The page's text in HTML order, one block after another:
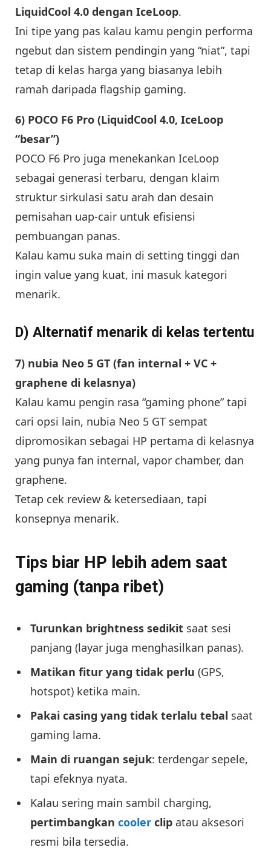
LiquidCool 4.0 dengan IceLoop.
Ini tipe yang pas kalau kamu pengin performa
ngebut dan sistem pendingin yang “niat”, tapi
tetap di kelas harga yang biasanya lebih
ramah daripada flagship gaming.
6) POCO F6 Pro (LiquidCool 4.0, IceLoop
“besar”)
POCO F6 Pro juga menekankan IceLoop
sebagai generasi terbaru, dengan klaim
struktur sirkulasi satu arah dan desain
pemisahan uap-cair untuk efisiensi
pembuangan panas.
Kalau kamu suka main di setting tinggi dan
ingin value yang kuat, ini masuk kategori
menarik.
D) Alternatif menarik di kelas tertentu
7) nubia Neo 5 GT (fan internal + VC +
graphene di kelasnya)
Kalau kamu pengin rasa “gaming phone” tapi
cari opsi lain, nubia Neo 5 GT sempat
dipromosikan sebagai HP pertama di kelasnya
yang punya fan internal, vapor chamber, dan
graphene.
Tetap cek review & ketersediaan, tapi
konsepnya menarik.
Tips biar HP lebih adem saat
gaming (tanpa ribet)
Turunkan brightness sedikit saat sesi
panjang (layar juga menghasilkan panas).
Matikan fitur yang tidak perlu (GPS,
hotspot) ketika main.
Pakai casing yang tidak terlalu tebal saat
gaming lama.
Main di ruangan sejuk: terdengar sepele,
tapi efeknya nyata.
Kalau sering main sambil charging,
pertimbangkan cooler clip atau aksesori
resmi bila tersedia.